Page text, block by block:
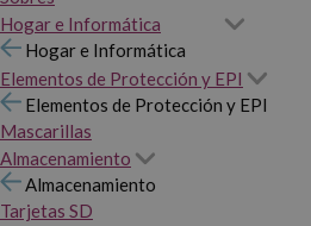
Hogar e Informática
Hogar e Informática
Elementos de Protección y EPI
Elementos de Protección y EPI
Mascarillas
Almacenamiento
Almacenamiento
Tarjetas SD